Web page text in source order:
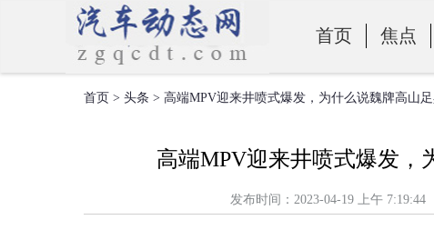
首页 焦点
零部件
首页 > 头条 > 高端MPV迎来井喷式爆发，为什么说魏牌高山
高端MPV迎来井喷式爆发，
发布时间：2023-04-19 上午